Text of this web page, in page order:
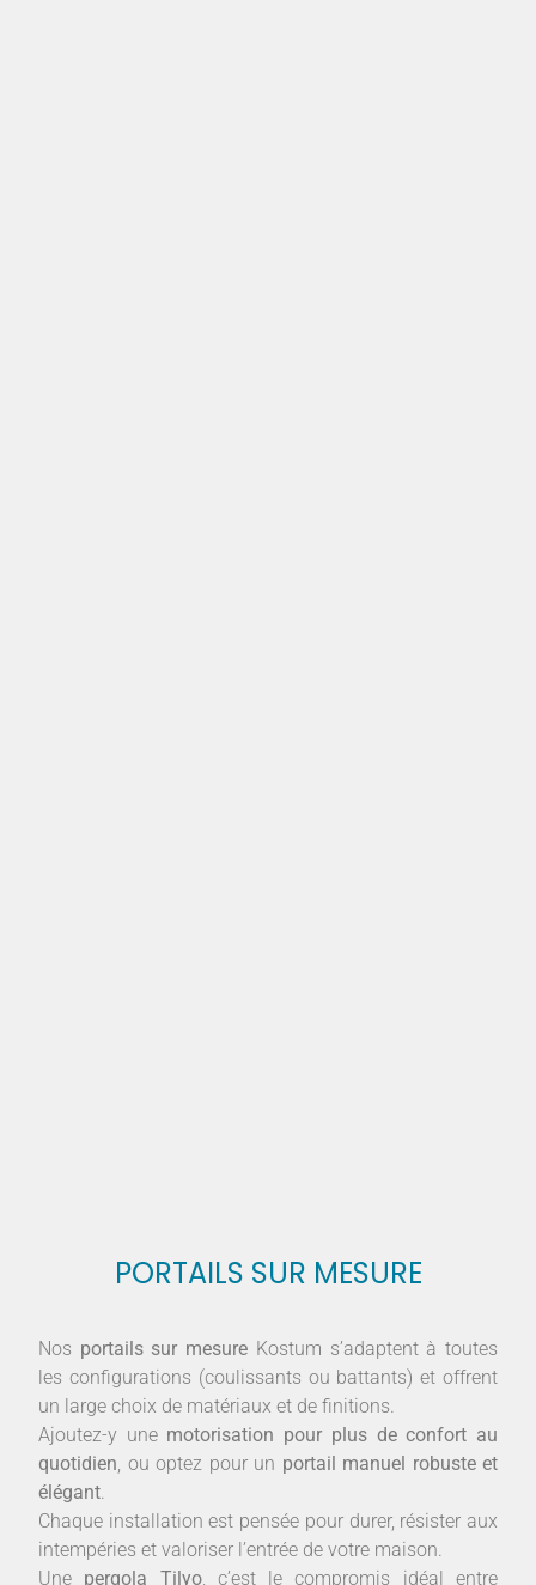
PORTAILS SUR MESURE
Nos portails sur mesure Kostum s’adaptent à toutes
les configurations (coulissants ou battants) et offrent
un large choix de matériaux et de finitions.
Ajoutez-y une motorisation pour plus de confort au
quotidien, ou optez pour un portail manuel robuste et
élégant.
Chaque installation est pensée pour durer, résister aux
intempéries et valoriser l’entrée de votre maison.
Une pergola Tilyo, c’est le compromis idéal entre